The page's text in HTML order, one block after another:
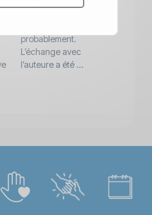
probablement.
L’échange avec
l’auteure a été ...